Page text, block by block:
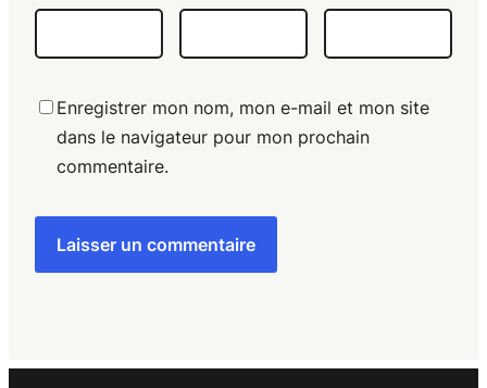
Enregistrer mon nom, mon e-mail et mon site
dans le navigateur pour mon prochain
commentaire.